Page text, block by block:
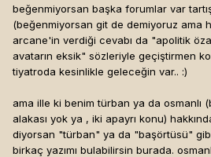
beğenmiyorsan başka forumlar var
(beğenmiyorsan git de demiyoruz ama
arcane'in verdiği cevabı da "apolitik
avatarın eksik" sözleriyle geçiştirmen
tiyatroda kesinlikle geleceğin var.. :)
ama ille ki benim türban ya da osmanlı
alakası yok ya , iki apayrı konu)
diyorsan "türban" ya da "başörtüsü"
birkaç yazımı bulabilirsin burada.